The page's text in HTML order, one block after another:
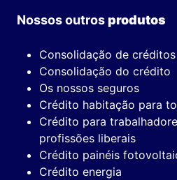
Nossos outrosprodutos
Consolidação de
Consolidação do crédito
Os nossos seguros
Crédito habitação para
Crédito para
profissões liberais
Crédito painéis
Crédito energia